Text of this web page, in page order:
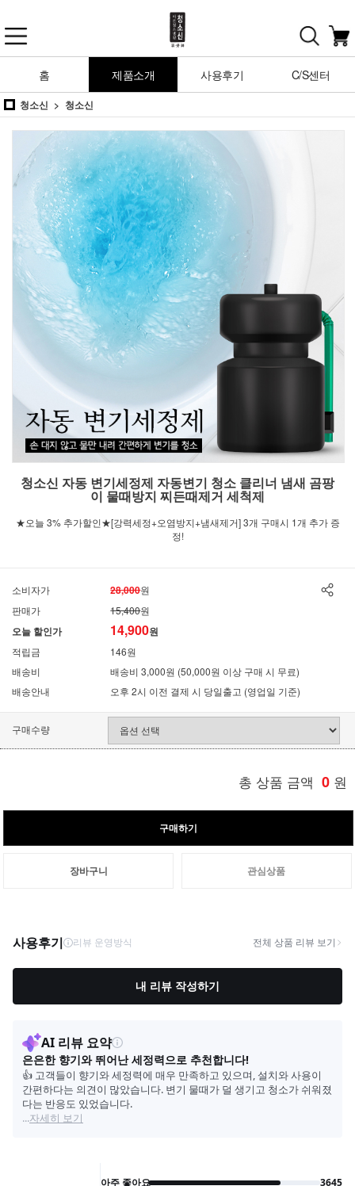
홈 제품소개 사용후기 C/S센터
청소신 청소신
청소신 자동 변기세정제 자동변기 청소 클리너 냄새 곰팡
이 물때방지 찌든때제거 세척제
★오늘 3% 추가할인★[강력세정+오염방지+냄새제거] 3개 구매시 1개 추가 증
정!
소비자가 28,000원
판매가
15,400원
오늘 할인가 14,900원
적립금
146원
배송비
배송비 3,000원 (50,000원 이상 구매 시 무료)
배송안내
오후 2시 이전 결제 시 당일출고 (영업일 기준)
구매수량
총 상품 금액 0 원
구매하기
장바구니 관심상품